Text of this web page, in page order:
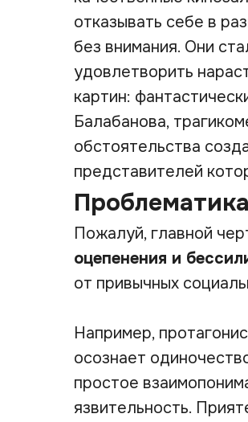
отказывать себе в
без внимания. Они
удовлетворить
картин:
Балабанова,
обстоятельства
представителей
Пожалуй, главной
оцепенения и
от привычных
Например,
осознает
простое
язвительность.